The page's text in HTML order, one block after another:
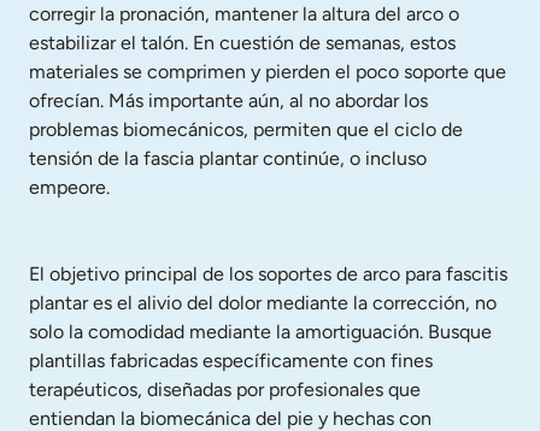
corregir la pronación, mantener la altura del arco o
estabilizar el talón. En cuestión de semanas, estos
materiales se comprimen y pierden el poco soporte que
ofrecían. Más importante aún, al no abordar los
problemas biomecánicos, permiten que el ciclo de
tensión de la fascia plantar continúe, o incluso
empeore.
El objetivo principal de los soportes de arco para fascitis
plantar es el alivio del dolor mediante la corrección, no
solo la comodidad mediante la amortiguación. Busque
plantillas fabricadas específicamente con fines
terapéuticos, diseñadas por profesionales que
entiendan la biomecánica del pie y hechas con